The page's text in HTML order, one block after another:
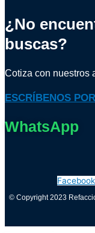
¿No
buscas?
Cotiza con nuestros
ESCRÍBENOS POR
WhatsApp
Facebook
© Copyright 2023